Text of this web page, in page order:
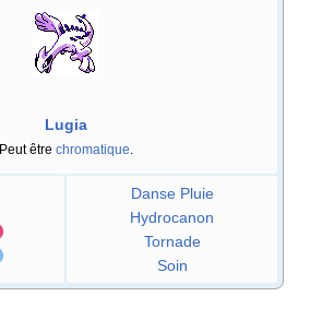
Lugia
Peut être chromatique
Danse Pluie
Hydrocanon
Tornade
Soin